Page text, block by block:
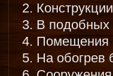
В подобных
Помещения
На обогрев